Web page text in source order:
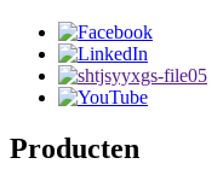
Producten